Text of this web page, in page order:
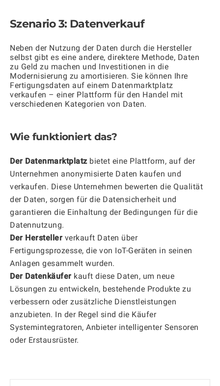
Szenario 3: Datenverkauf
Neben der Nutzung der Daten durch die Hersteller
selbst gibt es eine andere, direktere Methode, Daten
zu Geld zu machen und Investitionen in die
Modernisierung zu amortisieren. Sie können Ihre
Fertigungsdaten auf einem Datenmarktplatz
verkaufen – einer Plattform für den Handel mit
verschiedenen Kategorien von Daten.
Wie funktioniert das?
Der Datenmarktplatzbietet eine Plattform, auf der
Unternehmen anonymisierte Daten kaufen und
verkaufen. Diese Unternehmen bewerten die Qualität
der Daten, sorgen für die Datensicherheit und
garantieren die Einhaltung der Bedingungen für die
Datennutzung.
Der Hersteller verkauft Daten über
Fertigungsprozesse, die von IoT-Geräten in seinen
Anlagen gesammelt wurden.
Der Datenkäufer kauft diese Daten, um neue
Lösungen zu entwickeln, bestehende Produkte zu
verbessern oder zusätzliche Dienstleistungen
anzubieten. In der Regel sind die Käufer
Systemintegratoren, Anbieter intelligenter Sensoren
oder Erstausrüster.